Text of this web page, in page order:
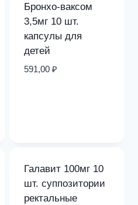
Бронхо-ваксом
3,5мг 10 шт.
капсулы для
детей
591,00 ₽
Галавит 100мг 10
шт. суппозитории
ректальные